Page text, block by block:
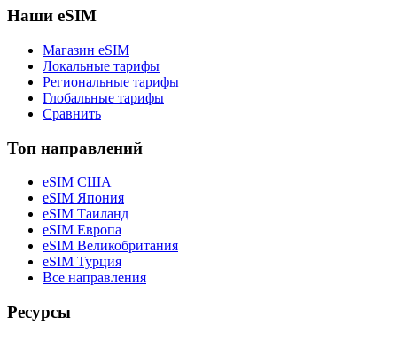
Наши eSIM
Магазин eSIM
Локальные тарифы
Региональные тарифы
Глобальные тарифы
Сравнить
Топ направлений
eSIM США
eSIM Япония
eSIM Таиланд
eSIM Европа
eSIM Великобритания
eSIM Турция
Все направления
Ресурсы